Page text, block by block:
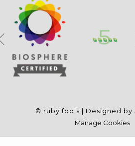
Précédent
© ruby foo's | Designed by
Manage Cookies